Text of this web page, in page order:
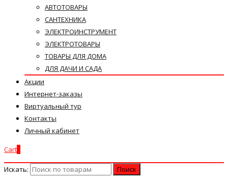
АВТОТОВАРЫ
САНТЕХНИКА
ЭЛЕКТРОИНСТРУМЕНТ
ЭЛЕКТРОТОВАРЫ
ТОВАРЫ ДЛЯ ДОМА
ДЛЯ ДАЧИ И САДА
Акции
Интернет-заказы
Виртуальный тур
Контакты
Личный кабинет
Cart
Искать: